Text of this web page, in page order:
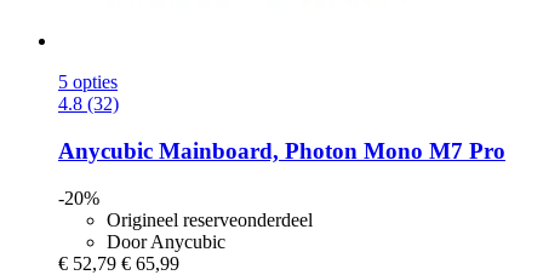
5 opties
4.8 (32)
Anycubic Mainboard, Photon Mono M7 Pro
-20%
Origineel reserveonderdeel
Door Anycubic
€ 52,79 € 65,99